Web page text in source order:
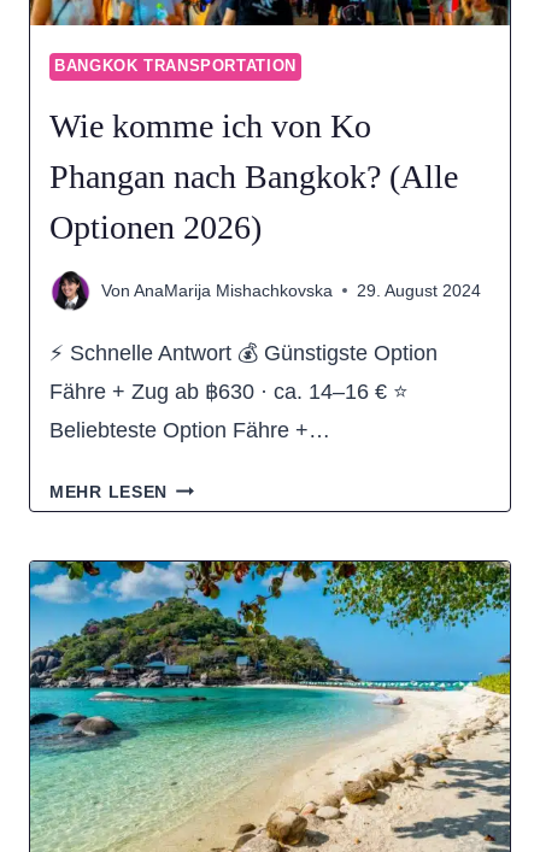
2026)
BANGKOK TRANSPORTATION
Wie komme ich von Ko
Phangan nach Bangkok? (Alle
Optionen 2026)
Von AnaMarija Mishachkovska 29. August 2024
⚡ Schnelle Antwort 💰 Günstigste Option
Fähre + Zug ab ฿630 · ca. 14–16 € ⭐
Beliebteste Option Fähre +…
MEHR LESEN WIE
ICH
VON
KO
PHANGAN
NACH
BANGKOK?
(ALLE
OPTIONEN